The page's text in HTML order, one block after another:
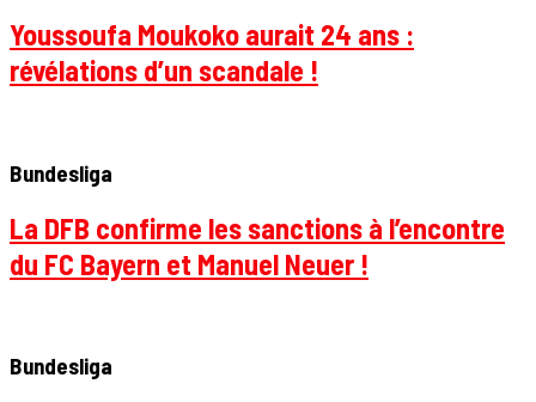
Youssoufa Moukoko aurait 24 ans :
révélations d’un scandale !
Bundesliga
La DFB confirme les sanctions à l’encontre
du FC Bayern et Manuel Neuer !
Bundesliga